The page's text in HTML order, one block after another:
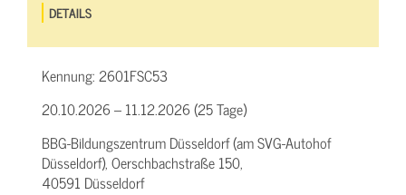
DETAILS
Kennung:2601FSC53
20.10.2026 – 11.12.2026 (25 Tage)
BBG-Bildungszentrum Düsseldorf (am SVG-Autohof
Düsseldorf), Oerschbachstraße 150,
40591 Düsseldorf